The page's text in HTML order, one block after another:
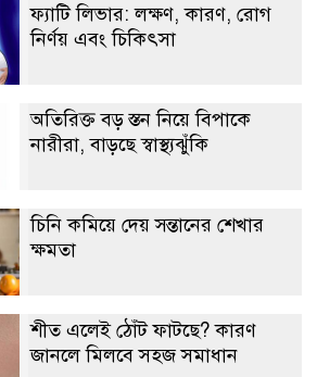
ফ্যাটি লিভার: লক্ষণ, কারণ, রোগ
নির্ণয় এবং চিকিৎসা
অতিরিক্ত বড় স্তন নিয়ে বিপাকে
নারীরা, বাড়ছে স্বাস্থ্যঝুঁকি
চিনি কমিয়ে দেয় সন্তানের শেখার
ক্ষমতা
শীত এলেই ঠোঁট ফাটছে? কারণ
জানলে মিলবে সহজ সমাধান